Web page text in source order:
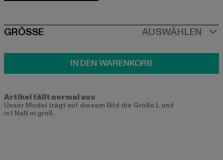
SIZE
GRÖSSE AUSWÄHLEN
IN DEN WARENKORB
Artikel fällt normal aus
Unser Model trägt auf diesem Bild die Größe L und
ist NaN m groß.